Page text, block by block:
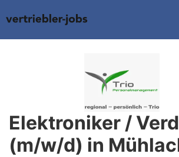
Elektroniker /
(m/w/d) in